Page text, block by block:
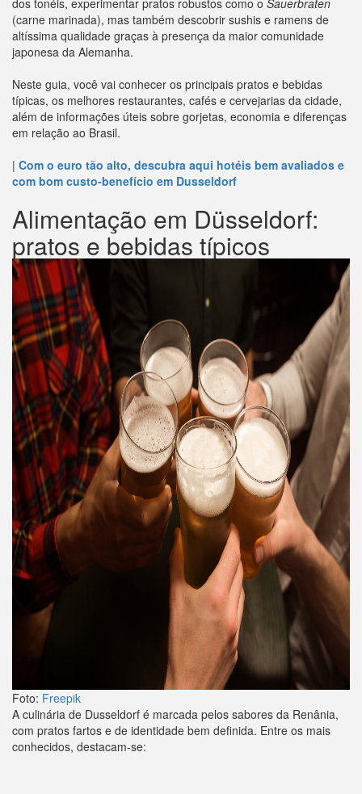
dos tonéis, experimentar pratos robustos como o Sauerbraten
(carne marinada), mas também descobrir sushis e ramens de
altíssima qualidade graças à presença da maior comunidade
japonesa da Alemanha.
Neste guia, você vai conhecer os principais pratos e bebidas
típicas, os melhores restaurantes, cafés e cervejarias da cidade,
além de informações úteis sobre gorjetas, economia e diferenças
em relação ao Brasil.
| Com o euro tão alto, descubra aqui hotéis bem avaliados e
com bom custo-benefício em Dusseldorf
Alimentação em Düsseldorf:
pratos e bebidas típicos
Foto: Freepik
A culinária de Dusseldorf é marcada pelos sabores da Renânia,
com pratos fartos e de identidade bem definida. Entre os mais
conhecidos, destacam-se: